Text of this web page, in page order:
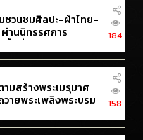
ชวนชมศิลปะ-ผ้าไทย-
านนิทรรศการ
พื้นที่สร้างสรรค์ตลอด
184
มสร้างพระเมรุมาศ
ายพระเพลิงพระบรม
158